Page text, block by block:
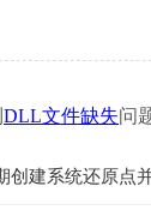
DLL文件缺失问
创建系统还原点